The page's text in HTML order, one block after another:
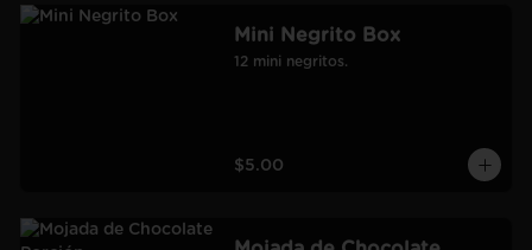
Mini Negrito Box
12 mini negritos.
$5.00